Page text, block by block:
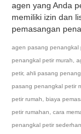
agen yang Anda
memiliki izin dan
pemasangan
agen pasang penangkal
penangkal petir murah
petir, ahli pasang
pasang penangkal petir
petir rumah
biaya
petir rumahan
cara
penangkal petir